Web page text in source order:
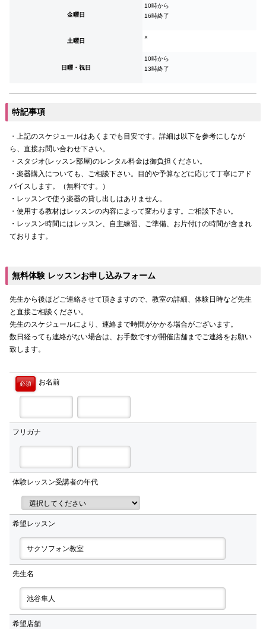
金曜日
10時から
16時終了
土曜日
×
日曜・祝日
10時から
13時終了
特記事項
・上記のスケジュールはあくまでも目安です。詳細は以下を参考にしなが
ら、直接お問い合わせ下さい。
・スタジオ(レッスン部屋)のレンタル料金は御負担ください。
・楽器購入についても、ご相談下さい。目的や予算などに応じて丁寧にアド
バイスします。（無料です。）
・レッスンで使う楽器の貸し出しはありません。
・使用する教材はレッスンの内容によって変わります。ご相談下さい。
・レッスン時間にはレッスン、自主練習、ご準備、お片付けの時間が含まれ
ております。
無料体験 レッスンお申し込みフォーム
先生から後ほどご連絡させて頂きますので、教室の詳細、体験日時など先生
と直接ご相談ください。
先生のスケジュールにより、連絡まで時間がかかる場合がございます。
数日経っても連絡がない場合は、お手数ですが開催店舗までご連絡をお願い
致します。
必須 お名前
フリガナ
体験レッスン受講者の年代
希望レッスン
先生名
希望店舗